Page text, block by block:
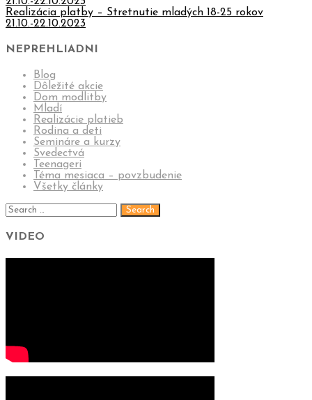
Realizácia platby – Stretnutie mladých 18-25 rokov
21.10.-22.10.2023
NEPREHLIADNI
Blog
Dôležité akcie
Dom modlitby
Mladí
Realizácie platieb
Rodina a deti
Semináre a kurzy
Svedectvá
Teenageri
Téma mesiaca – povzbudenie
Všetky články
VIDEO